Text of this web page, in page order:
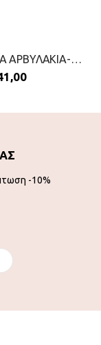
ΓΥΝΑΙΚΕΙΑ ΑΡΒΥΛΑΚΙΑ-S.OLIVER-2111-0024-ΚΑΦΕ
-10%